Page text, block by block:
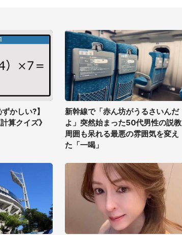
かしい?】
算クイズ》
新幹線で「赤ん坊がうるさいんだ
よ」突然始まった50代男性の説教
周囲も呆れる最悪の雰囲気を変え
た「一喝」